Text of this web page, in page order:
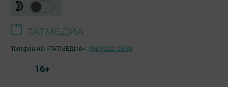
Телефон АО «ТАТМЕДИА»: (843) 222 09 84
16+